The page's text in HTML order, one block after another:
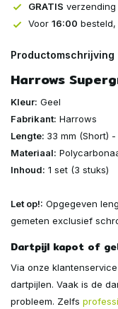
GRATIS
Voor 16:00 besteld,
Productomschrijving
Harrows
Kleur: Geel
Fabrikant: Harrows
Lengte: 33 mm (Short)
Materiaal:
Inhoud: 1 set (3 stuks)
Let op!: Opgegeven
gemeten exclusief
Dartpijl kapot of
Via onze
dartpijlen. Vaak is de
probleem. Zelfs